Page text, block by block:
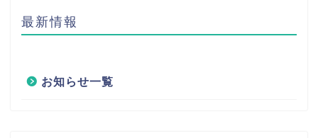
最新情報
お知らせ一覧